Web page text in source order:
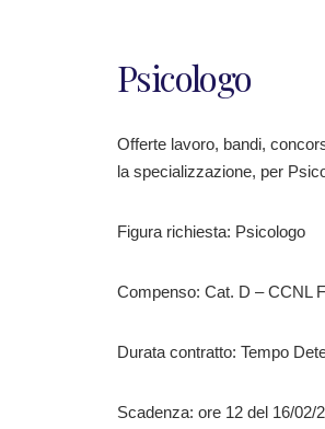
Psicologo
Offerte lavoro, bandi,
la specializzazione, per
Figura richiesta: Psicologo
Compenso: Cat. D – CCNL
Durata contratto: Tempo
Scadenza: ore 12 del 16/02/